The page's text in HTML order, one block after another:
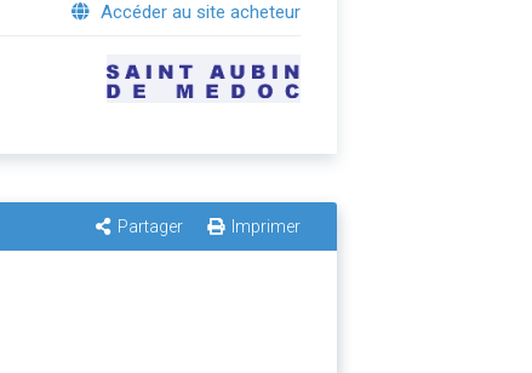
Accéder au site acheteur
Partager Imprimer